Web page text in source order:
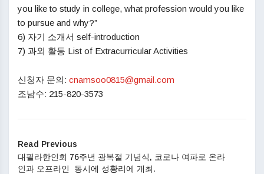
you like to study in college, what profession would you like
to pursue and why?”
6) 자기 소개서 self-introduction
7) 과외 활동 List of Extracurricular Activities
신청자 문의: cnamsoo0815@gmail.com
조남수: 215-820-3573
Read Previous
대필라한인회 76주년 광복절 기념식, 코로나 여파로 온라
인과 오프라인 동시에 성황리에 개최.